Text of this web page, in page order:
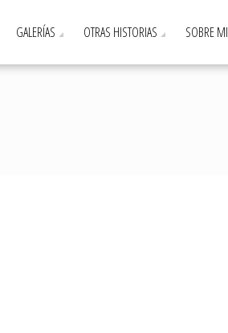
GALERÍAS OTRAS HISTORIAS SOBRE MI